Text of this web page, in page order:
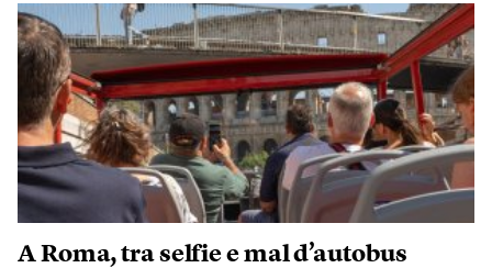
A Roma, tra selfie e mal d’autobus